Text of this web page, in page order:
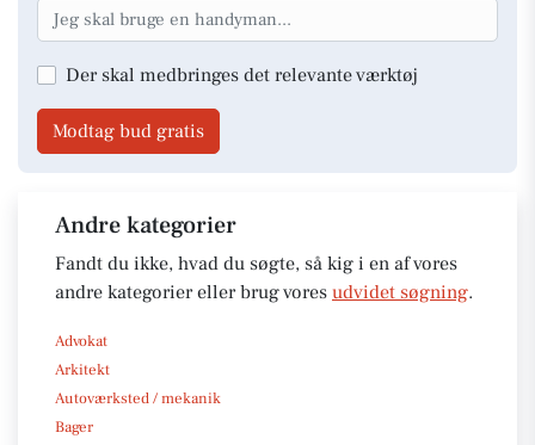
Der skal medbringes det relevante værktøj
Modtag bud gratis
Andre kategorier
Fandt du ikke, hvad du søgte, så kig i en af vores
andre kategorier eller brug vores udvidet søgning.
Advokat
Arkitekt
Autoværksted / mekanik
Bager